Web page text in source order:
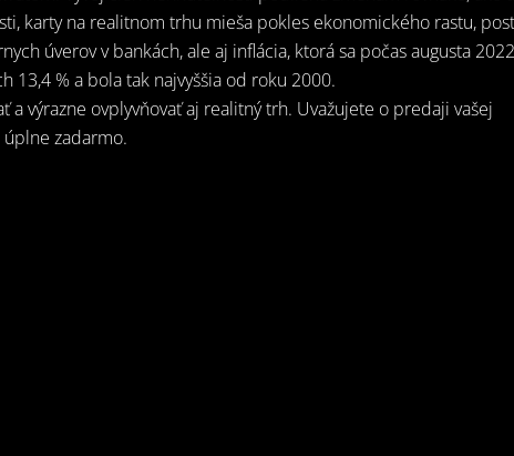
karty na realitnom trhu mieša pokles ekonomického rastu,
úverov v bankách, ale aj inflácia, ktorá sa počas augusta
13,4 % a bola tak najvyššia od roku 2000.
a výrazne ovplyvňovať aj realitný trh. Uvažujete o predaji vašej
zadarmo.